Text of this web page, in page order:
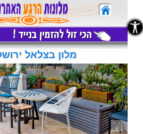
מלון בצלאל
נגישות
נגישות